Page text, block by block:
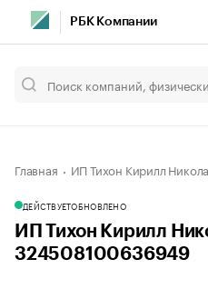
РБК Компании
Главная ИП Тихон Кирилл
ДЕЙСТВУЕТОБНОВЛЕНО
ИП Тихон Кирилл
324508100636949